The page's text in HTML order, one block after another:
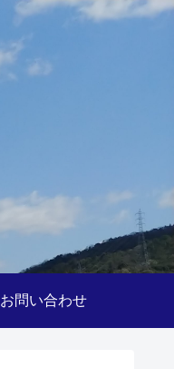
お問い合わせ